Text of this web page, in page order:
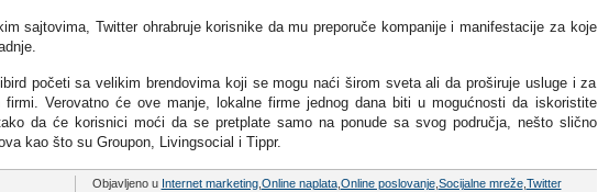
sajtovima, Twitter ohrabruje korisnike da mu preporuče kompanije i manifestacije za koje
početi sa velikim brendovima koji se mogu naći širom sveta ali da proširuje usluge i za
firmi. Verovatno će ove manje, lokalne firme jednog dana biti u mogućnosti da iskoristite
da će korisnici moći da se pretplate samo na ponude sa svog područja, nešto slično
kao što su Groupon, Livingsocial i Tippr.
Objavljeno u Internet marketing, Online naplata, Online poslovanje, Socijalne mreže, Twitter